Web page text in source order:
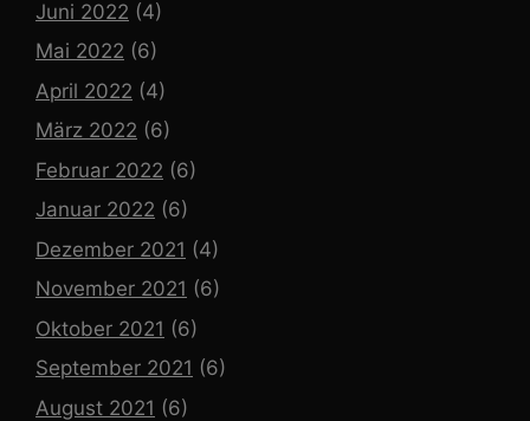
Juni 2022 (4)
Mai 2022 (6)
April 2022 (4)
März 2022 (6)
Februar 2022 (6)
Januar 2022 (6)
Dezember 2021 (4)
November 2021 (6)
Oktober 2021 (6)
September 2021 (6)
August 2021 (6)